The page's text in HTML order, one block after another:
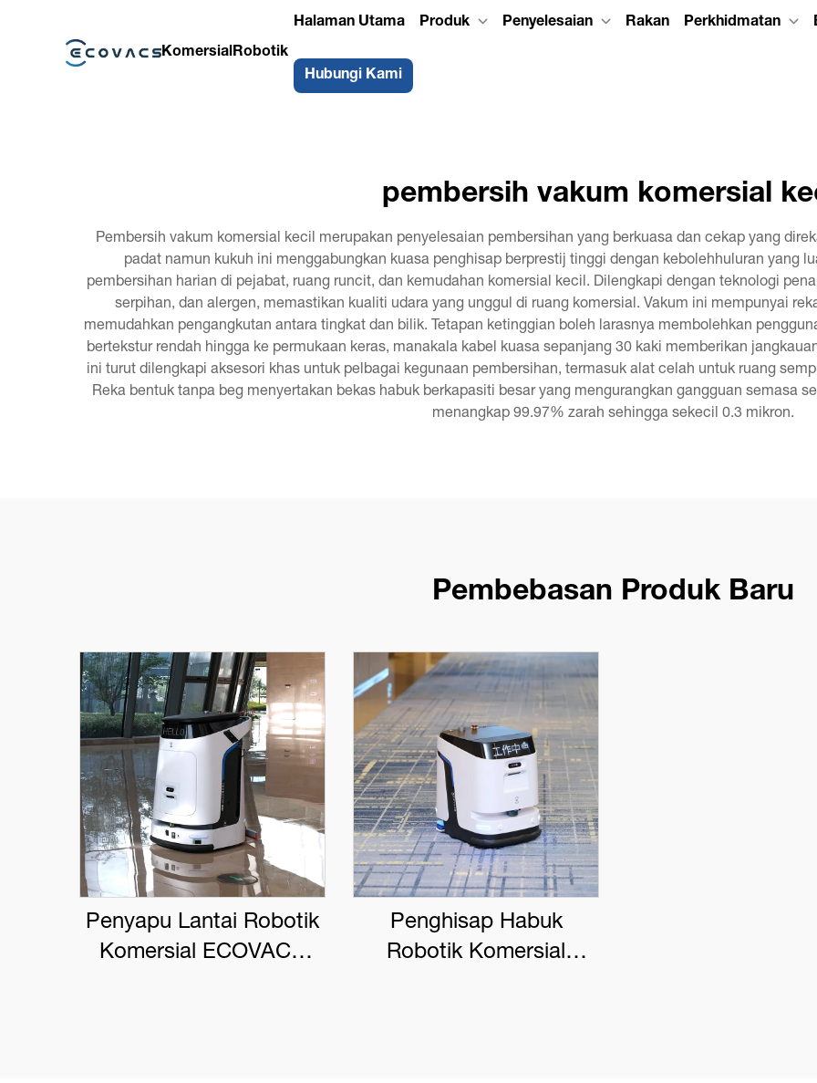
KomersialRobotik
Halaman Utama Produk Penyelesaian Rakan Perkhidmatan
Hubungi Kami
pembersih vakum komersial
Pembersih vakum komersial kecil merupakan penyelesaian pembersihan yang berkuasa dan cekap yang
padat namun kukuh ini menggabungkan kuasa penghisap berprestij tinggi dengan kebolehhuluran yang
pembersihan harian di pejabat, ruang runcit, dan kemudahan komersial kecil. Dilengkapi dengan teknologi
serpihan, dan alergen, memastikan kualiti udara yang unggul di ruang komersial. Vakum ini mempunyai
memudahkan pengangkutan antara tingkat dan bilik. Tetapan ketinggian boleh larasnya membolehkan
bertekstur rendah hingga ke permukaan keras, manakala kabel kuasa sepanjang 30 kaki memberikan
ini turut dilengkapi aksesori khas untuk pelbagai kegunaan pembersihan, termasuk alat celah untuk ruang
Reka bentuk tanpa beg menyertakan bekas habuk berkapasiti besar yang mengurangkan gangguan semasa
menangkap 99.97% zarah sehingga sekecil 0.3 mikron.
Pembebasan Produk Baru
Penyapu Lantai Robotik
Komersial ECOVACS
Penghisap Habuk
Robotik Komersial